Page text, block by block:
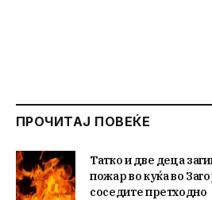
ПРОЧИТАЈ ПОВЕЌЕ
Татко и две деца
пожар во куќа во
соседите претходно